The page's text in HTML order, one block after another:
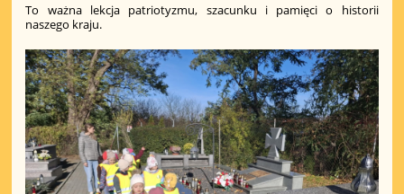
To ważna lekcja patriotyzmu, szacunku i pamięci o historii
naszego kraju.